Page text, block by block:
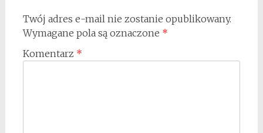
Twój adres e-mail nie zostanie opublikowany.
Wymagane pola są oznaczone *
Komentarz *